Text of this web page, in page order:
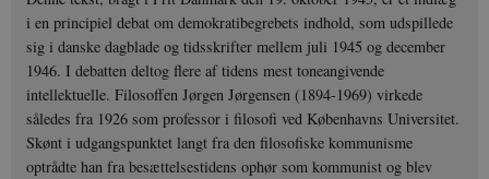
i en principiel debat om demokratibegrebets indhold, som udspillede
sig i danske dagblade og tidsskrifter mellem juli 1945 og december
1946. I debatten deltog flere af tidens mest toneangivende
intellektuelle. Filosoffen Jørgen Jørgensen (1894-1969) virkede
således fra 1926 som professor i filosofi ved Københavns Universitet.
Skønt i udgangspunktet langt fra den filosofiske kommunisme
optrådte han fra besættelsestidens ophør som kommunist og blev